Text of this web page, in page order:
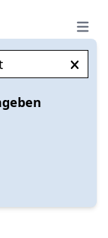
Open